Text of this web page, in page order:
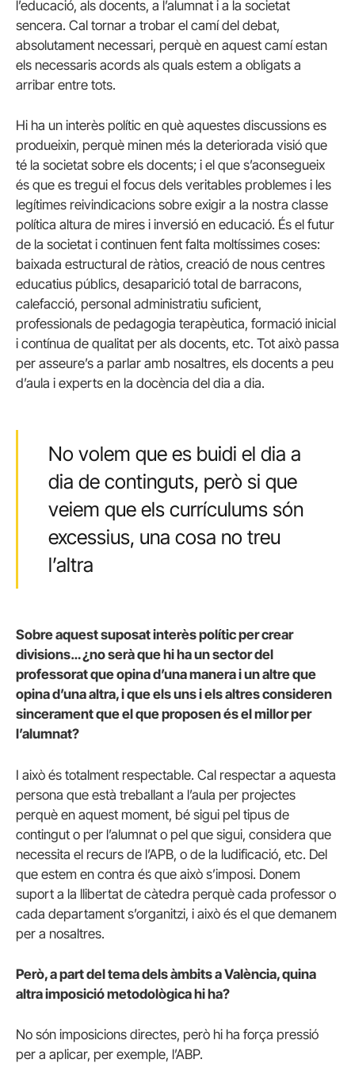
l’educació, als docents, a l’alumnat i a la societat
sencera. Cal tornar a trobar el camí del debat,
absolutament necessari, perquè en aquest camí estan
els necessaris acords als quals estem a obligats a
arribar entre tots.
Hi ha un interès polític en què aquestes discussions es
produeixin, perquè minen més la deteriorada visió que
té la societat sobre els docents; i el que s’aconsegueix
és que es tregui el focus dels veritables problemes i les
legítimes reivindicacions sobre exigir a la nostra classe
política altura de mires i inversió en educació. És el futur
de la societat i continuen fent falta moltíssimes coses:
baixada estructural de ràtios, creació de nous centres
educatius públics, desaparició total de barracons,
calefacció, personal administratiu suficient,
professionals de pedagogia terapèutica, formació inicial
i contínua de qualitat per als docents, etc. Tot això passa
per asseure’s a parlar amb nosaltres, els docents a peu
d’aula i experts en la docència del dia a dia.
No volem que es buidi el dia a
dia de continguts, però si que
veiem que els currículums són
excessius, una cosa no treu
l’altra
Sobre aquest suposat interès polític per crear
divisions… ¿no serà que hi ha un sector del
professorat que opina d’una manera i un altre que
opina d’una altra, i que els uns i els altres consideren
sincerament que el que proposen és el millor per
l’alumnat?
I això és totalment respectable. Cal respectar a aquesta
persona que està treballant a l’aula per projectes
perquè en aquest moment, bé sigui pel tipus de
contingut o per l’alumnat o pel que sigui, considera que
necessita el recurs de l’APB, o de la ludificació, etc. Del
que estem en contra és que això s’imposi. Donem
suport a la llibertat de càtedra perquè cada professor o
cada departament s’organitzi, i això és el que demanem
per a nosaltres.
Però, a part del tema dels àmbits a València, quina
altra imposició metodològica hi ha?
No són imposicions directes, però hi ha força pressió
per a aplicar, per exemple, l’ABP.